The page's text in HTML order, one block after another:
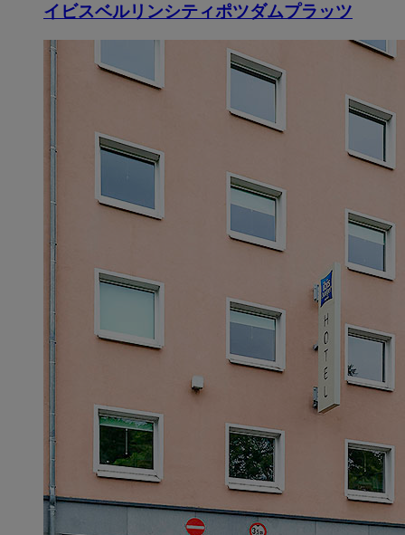
イビスベルリンシティポツダムプラッツ